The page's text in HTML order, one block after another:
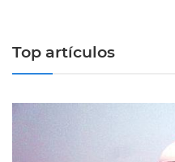
Top artículos